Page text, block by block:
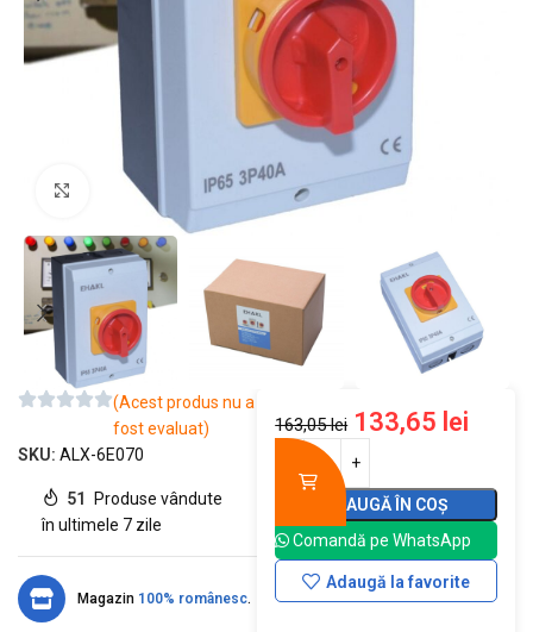
Mărește imaginea
(Acest produs nu a
fost evaluat)
SKU: ALX-6E070
51
Produse vândute
în ultimele 7 zile
Magazin 100% românesc.
163,05lei 133,65 lei
ADAUGĂ ÎN COȘ
Comandă pe WhatsApp
Adaugă la favorite